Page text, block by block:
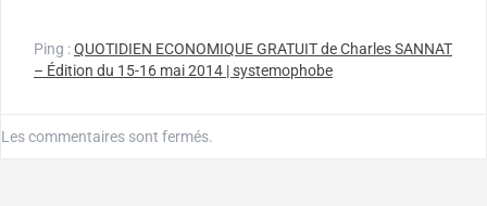
Ping :QUOTIDIEN ECONOMIQUE GRATUIT de Charles SANNAT
– Édition du 15-16 mai 2014 | systemophobe
Les commentaires sont fermés.